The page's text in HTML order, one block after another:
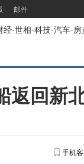
邮件
经-世相-科技-汽车-房
返回新
手机